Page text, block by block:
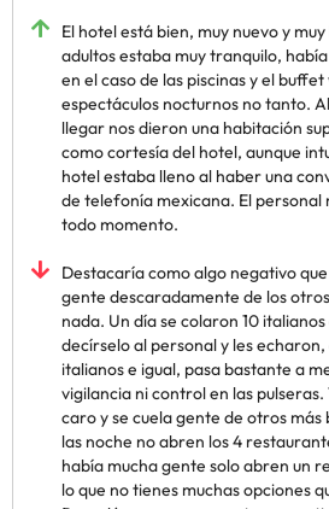
El hotel está bien, muy nuevo y
adultos estaba muy tranquilo,
en el caso de las piscinas y el
espectáculos nocturnos no tanto.
llegar nos dieron una habitación
como cortesía del hotel, aunque
hotel estaba lleno al haber una
de telefonía mexicana. El personal
todo momento.
Destacaría como algo negativo
gente descaradamente de los
nada. Un día se colaron 10
decírselo al personal y les
italianos e igual, pasa bastante a
vigilancia ni control en las
caro y se cuela gente de otros
las noche no abren los 4
había mucha gente solo abren un
lo que no tienes muchas opciones